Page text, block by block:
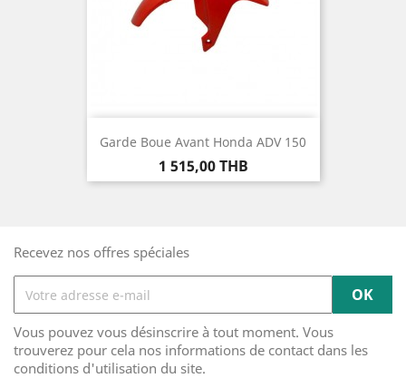
Garde Boue Avant Honda ADV 150
Prix
1 515,00 THB
Recevez nos offres spéciales
Vous pouvez vous désinscrire à tout moment. Vous
trouverez pour cela nos informations de contact dans les
conditions d'utilisation du site.